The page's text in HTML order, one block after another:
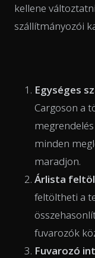
kellene
szállítmányozói
Egységes
Cargoson a
minden
maradjon.
Árlista
feltöltheti a
fuvarozók
Fuvarozó